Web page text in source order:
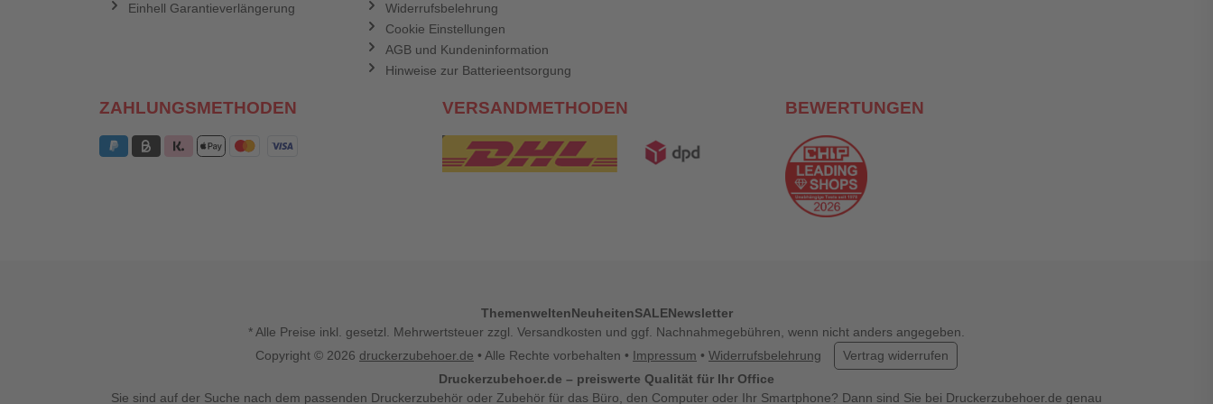
Einhell Garantieverlängerung
Widerrufsbelehrung
Cookie Einstellungen
AGB und Kundeninformation
Hinweise zur Batterieentsorgung
ZAHLUNGSMETHODEN VERSANDMETHODEN BEWERTUNGEN
ThemenweltenNeuheitenSALENewsletter
* Alle Preise inkl. gesetzl. Mehrwertsteuer zzgl. Versandkosten und ggf. Nachnahmegebühren, wenn nicht anders angegeben.
Copyright © 2026 druckerzubehoer.de • Alle Rechte vorbehalten • Impressum • Widerrufsbelehrung
Vertrag widerrufen
Druckerzubehoer.de – preiswerte Qualität für Ihr Office
Sie sind auf der Suche nach dem passenden Druckerzubehör oder Zubehör für das Büro, den Computer oder Ihr Smartphone? Dann sind Sie bei Druckerzubehoer.de genau